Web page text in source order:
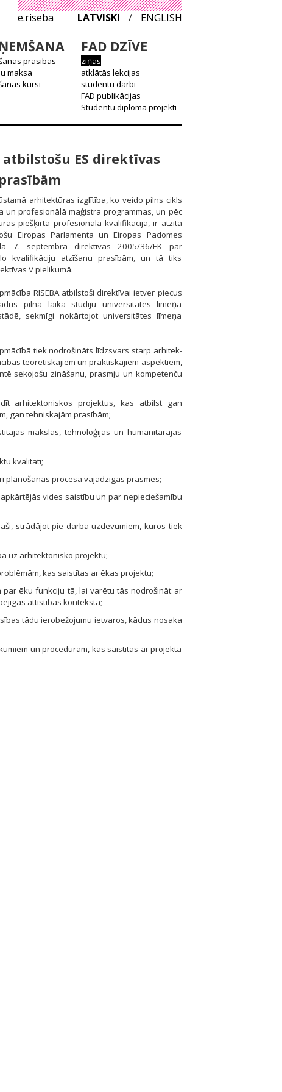
e.riseba LATVISKI / ENGLISH
prasības
maksa
kursi
FAD DZĪVE
ziņas
atklātās lekcijas
studentu darbi
FAD publikācijas
Studentu diploma projekti
ES direktīvas
arhitektūras izglītība, ko veido pilns cikls
un profesionālā maģistra programmas, un pēc
piešķirtā profesionālā kvalifikācija, ir atzīta
Eiropas Parlamenta un Eiropas Padomes
7. septembra direktīvas 2005/36/EK par
kvalifikāciju atzīšanu prasībām, un tā tiks
V pielikumā.
RISEBA atbilstoši direktīvai ietver piecus
pilna laika studiju univer­sitātes līmeņa
sekmīgi nokārtojot universitātes līmeņa
tiek nodrošināts līdzsvars starp arhitek­
teorētiskajiem un praktiskajiem aspektiem,
sekojošu zināšanu, prasmju un kompe­tenču
arhitektoniskos projektus, kas atbilst gan
gan tehniskajām prasībām;
mākslās, tehnoloģijās un humanitārajās
kvalitāti;
plānošanas procesā vajadzīgās prasmes;
vides saistību un par nepiecie­šamību
strādājot pie darba uzdevumiem, kuros tiek
uz arhitektonisko projektu;
kas saistītas ar ēkas projektu;
ēku funkciju tā, lai varētu tās nodrošināt ar
attīstības kontek­stā;
tādu ierobežojumu ietvaros, kādus nosaka
un procedūrām, kas saistītas ar projekta